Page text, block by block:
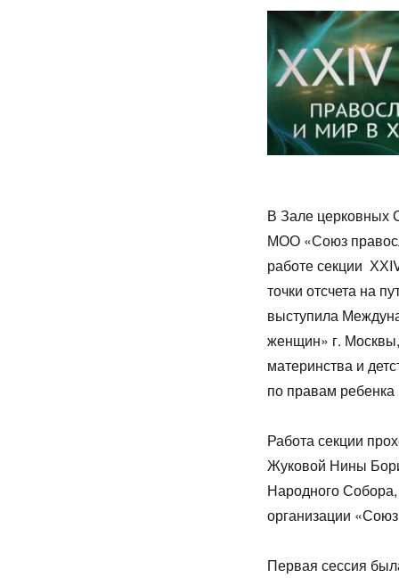
В Зале церковных
МОО «Союз
работе секции
точки отсчета на
выступила
женщин» г.
материнства и
по правам
Работа секции
Жуковой Нины
Народного
организации
Первая сессия